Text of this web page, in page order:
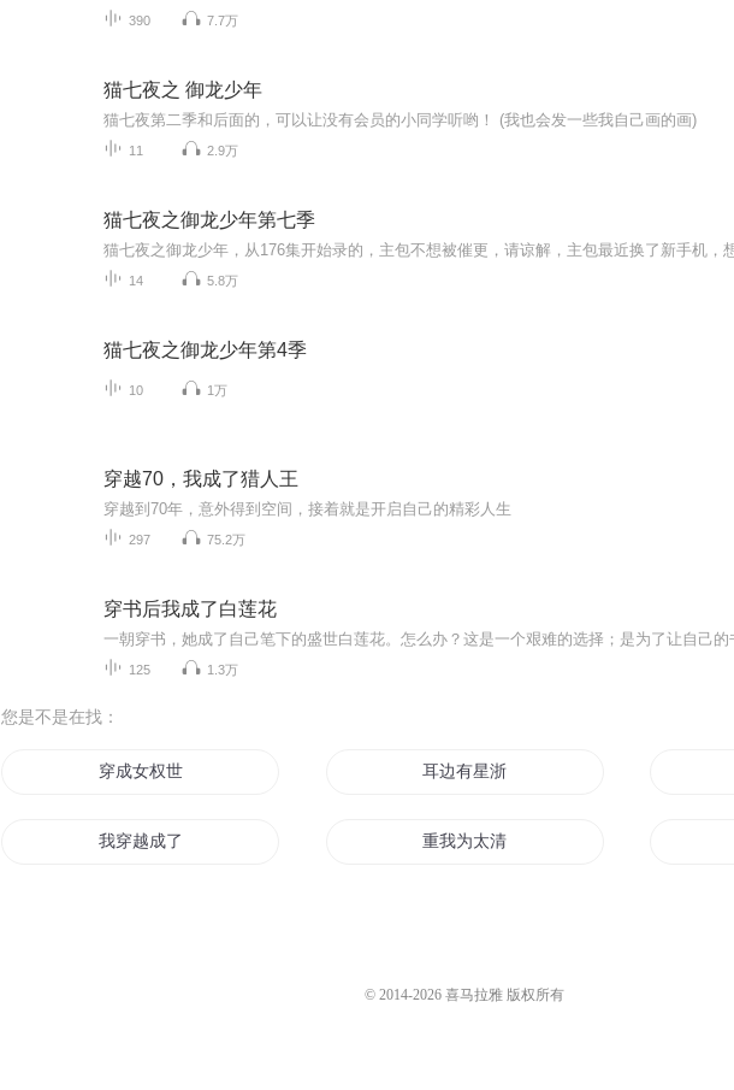
390 7.7万
猫七夜之 御龙少年
猫七夜第二季和后面的，可以让没有会员的小同学听哟！ (我也会发一些我自己画的画)
11 2.9万
猫七夜之御龙少年第七季
14 5.8万
猫七夜之御龙少年第4季
10 1万
穿越70，我成了猎人王
穿越到70年，意外得到空间，接着就是开启自己的精彩人生
297 75.2万
穿书后我成了白莲花
125 1.3万
您是不是在找：
穿成女权世界里的猫耳小公主 耳边有星浙
我穿越成了猫耳娘 重我为太清李耳
© 2014-2026 喜马拉雅 版权所有